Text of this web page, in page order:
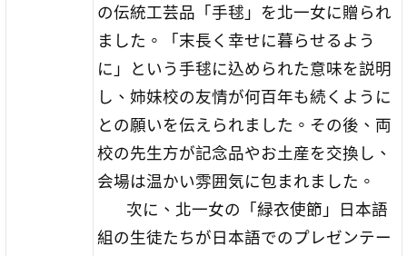
の伝統工芸品「手毬」を北一女に贈られ
ました。「末長く幸せに暮らせるよう
に」という手毬に込められた意味を説明
し、姉妹校の友情が何百年も続くように
との願いを伝えられました。その後、両
校の先生方が記念品やお土産を交換し、
会場は温かい雰囲気に包まれました。
次に、北一女の「緑衣使節」日本語
組の生徒たちが日本語でのプレゼンテー